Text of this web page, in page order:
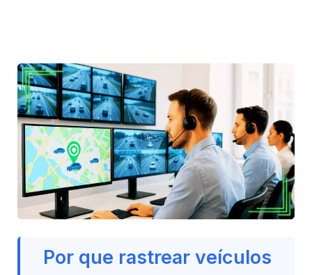
Por que rastrear veículos